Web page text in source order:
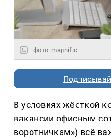
фото: magnific
В условиях жёсткой
вакансии офисным
воротничкам») всё